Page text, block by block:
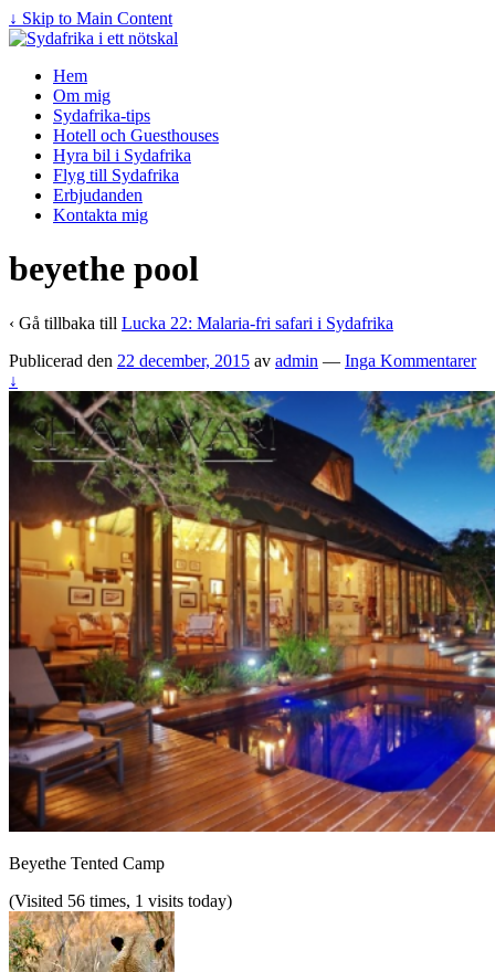
↓ Skip to Main Content
Hem
Om mig
Sydafrika-tips
Hotell och Guesthouses
Hyra bil i Sydafrika
Flyg till Sydafrika
Erbjudanden
Kontakta mig
beyethe pool
‹ Gå tillbaka till Lucka 22: Malaria-fri safari i Sydafrika
Publicerad den 22 december, 2015 av admin — Inga Kommentarer
↓
Beyethe Tented Camp
(Visited 56 times, 1 visits today)